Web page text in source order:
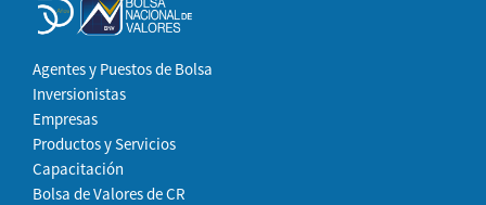
Agentes y Puestos de Bolsa
Inversionistas
Empresas
Productos y Servicios
Capacitación
Bolsa de Valores de CR